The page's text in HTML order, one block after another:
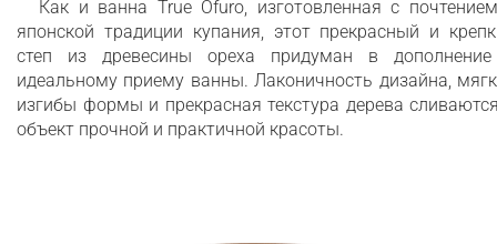
Как и ванна True Ofuro, изготовленная с
японской традиции купания, этот прекрасный и
степ из древесины ореха придуман в
идеальному приему ванны. Лаконичность дизайна,
изгибы формы и прекрасная текстура дерева
объект прочной и практичной красоты.